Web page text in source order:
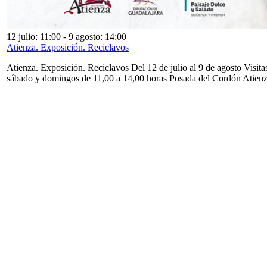
12 julio: 11:00 - 9 agosto: 14:00
Atienza. Exposición. Reciclavos
Atienza. Exposición. Reciclavos Del 12 de julio al 9 de agosto
sábado y domingos de 11,00 a 14,00 horas Posada del Cordón